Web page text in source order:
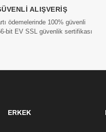
ALIŞVERIŞ
ödemelerinde 100% güvenli
bit EV SSL güvenlik sertifikası
ERKEK